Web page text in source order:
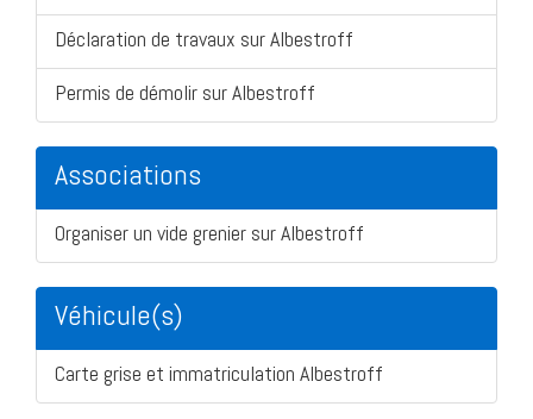
Déclaration de travaux sur Albestroff
Permis de démolir sur Albestroff
Associations
Organiser un vide grenier sur Albestroff
Véhicule(s)
Carte grise et immatriculation Albestroff